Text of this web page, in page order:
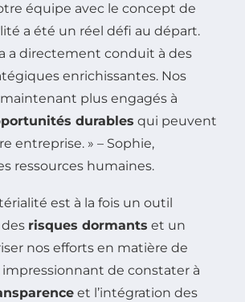
équipe avec le concept de
a été un réel défi au départ.
a directement conduit à des
enrichissantes. Nos
plus engagés à
durables qui peuvent
entreprise. » – Sophie,
ressources humaines.
est à la fois un outil
risques dormants et un
nos efforts en matière de
impressionnant de constater à
et l’intégration des